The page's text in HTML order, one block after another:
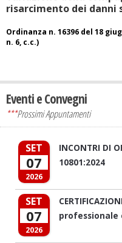
risarcimento dei danni
Ordinanza n. 16396 del 18
n. 6, c.c.)
Eventi e Convegni
***Prossimi Appuntamenti
SET
07
2026
INCONTRI DI
10801:2024
SET
07
2026
professionale